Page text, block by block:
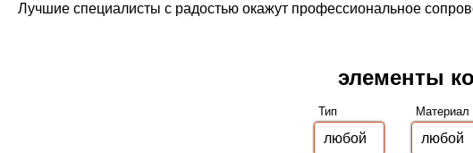
Лучшие специалисты с радостью окажут профессиональное
элементы
Тип Материал